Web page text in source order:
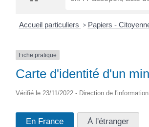
Accueil particuliers > Papiers -
Fiche pratique
Carte d'identité d'un
Vérifié le 23/11/2022 - Direction de
En France À l'étranger